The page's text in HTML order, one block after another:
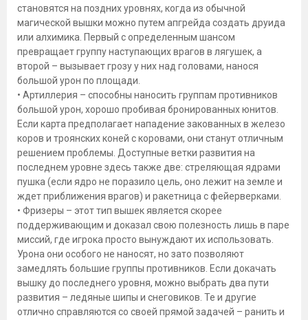
становятся на поздних уровнях, когда из обычной
магической вышки можно путем апгрейда создать друида
или алхимика. Первый с определенным шансом
превращает группу наступающих врагов в лягушек, а
второй – вызывает грозу у них над головами, нанося
большой урон по площади.
• Артиллерия – способны наносить группам противников
большой урон, хорошо пробивая бронированных юнитов.
Если карта предполагает нападение закованных в железо
коров и троянских коней с коровами, они станут отличным
решением проблемы. Доступные ветки развития на
последнем уровне здесь также две: стреляющая ядрами
пушка (если ядро не поразило цель, оно лежит на земле и
ждет приближения врагов) и ракетница с фейерверками.
• Фризеры – этот тип вышек является скорее
поддерживающим и доказал свою полезность лишь в паре
миссий, где игрока просто вынуждают их использовать.
Урона они особого не наносят, но зато позволяют
замедлять большие группы противников. Если докачать
вышку до последнего уровня, можно выбрать два пути
развития – ледяные шипы и снеговиков. Те и другие
отлично справляются со своей прямой задачей – ранить и